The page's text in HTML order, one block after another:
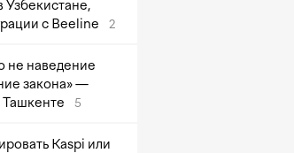
Узбекистане,
с Beeline
2
не наведение
закона» —
5
Kaspi или